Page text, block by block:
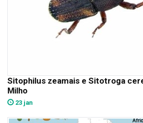
Sitophilus zeamais e Sitotroga
Milho
23 jan